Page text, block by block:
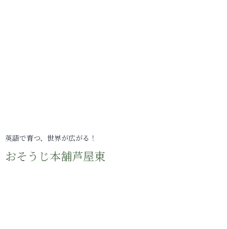
英語で育つ、世界が広がる！
おそうじ本舗芦屋東